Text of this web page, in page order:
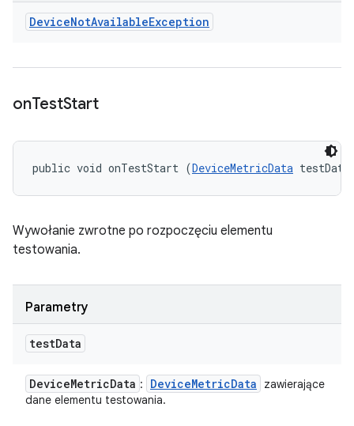
DeviceNotAvailableException
onTestStart
public void onTestStart (DeviceMetricData
Wywołanie zwrotne po rozpoczęciu elementu
testowania.
Parametry
testData
DeviceMetricData : DeviceMetricData
zawierające
dane elementu testowania.